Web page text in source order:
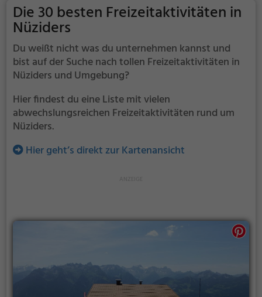
Die 30 besten Freizeitaktivitäten in
Nüziders
Du weißt nicht was du unternehmen kannst und
bist auf der Suche nach tollen Freizeitaktivitäten in
Nüziders und Umgebung?
Hier findest du eine Liste mit vielen
abwechslungsreichen Freizeitaktivitäten rund um
Nüziders.
Hier geht’s direkt zur Kartenansicht